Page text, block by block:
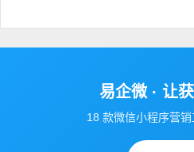
易企微 · 让
18 款微信小程序营